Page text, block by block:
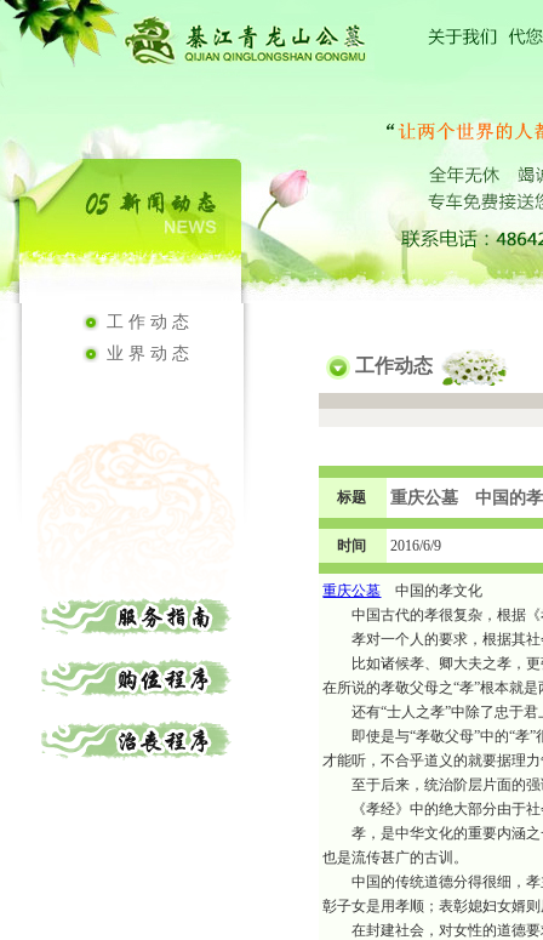
工作动态
业界动态
工作动态
标题 重庆公墓 中国的
时间 2016/6/9
重庆公墓 中国的孝文化
中国古代的孝很复杂，根据《
孝对一个人的要求，根据其社
比如诸候孝、卿大夫之孝，更
在所说的孝敬父母之“孝”根本就
还有“士人之孝”中除了忠于君
即使是与“孝敬父母”中的“孝”
才能听，不合乎道义的就要据理
至于后来，统治阶层片面的强
《孝经》中的绝大部分由于社
孝，是中华文化的重要内涵之
也是流传甚广的古训。
中国的传统道德分得很细，孝
彰子女是用孝顺；表彰媳妇女婿
在封建社会，对女性的道德要